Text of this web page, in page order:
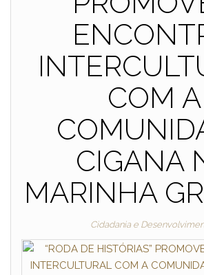
COM A
CIGANA
MARINHA
Cidadania e